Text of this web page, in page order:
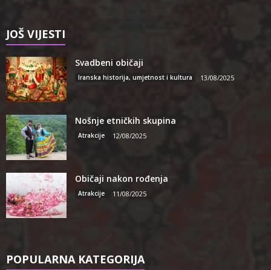
JOŠ VIJESTI
Svadbeni običaji
Iranska historija, umjetnost i kultura 13/08/2025
Nošnje etničkih skupina
Atrakcije 12/08/2025
Običaji nakon rođenja
Atrakcije 11/08/2025
POPULARNA KATEGORIJA